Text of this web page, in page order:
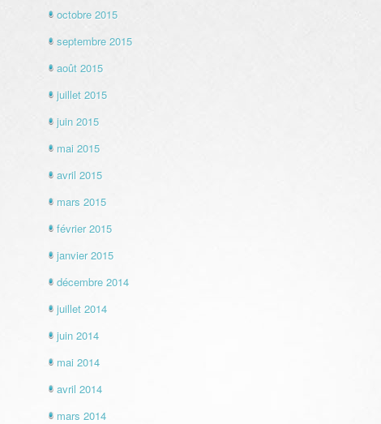
octobre 2015
septembre 2015
août 2015
juillet 2015
juin 2015
mai 2015
avril 2015
mars 2015
février 2015
janvier 2015
décembre 2014
juillet 2014
juin 2014
mai 2014
avril 2014
mars 2014